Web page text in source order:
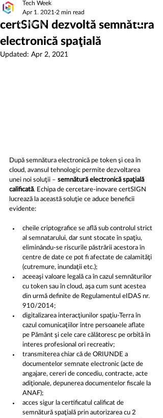
certSIGN dezvoltă semnătura
electronică spaţială
Tech Week
Apr 1, 2021 2 min read
Updated: Apr 2, 2021
După semnătura electronică pe token şi cea în
cloud, avansul tehnologic permite dezvoltarea
unei noi soluţii – semnătură electronică spaţială
calificată. Echipa de cercetare-inovare certSIGN
lucrează la această soluţie ce aduce beneficii
evidente:
cheile criptografice se află sub controlul strict
al semnatarului, dar sunt stocate în spaţiu,
eliminându-se riscurile păstrării acestora în
centre de date ce pot fi afectate de calamităţi
(cutremure, inundaţii etc.);
aceeaşi valoare legală ca în cazul semnăturilor
cu token sau în cloud, aşa cum sunt acestea
din urmă definite de Regulamentul eIDAS nr.
910/2014;
digitalizarea interacţiunilor spaţiu-Terra în
cazul comunicaţiilor între persoanele aflate
pe Pământ şi cele care călătoresc pe orbită în
interes profesional ori recreativ;
transmiterea chiar că de ORIUNDE a
documentelor semnate electronic (acte de
angajare, cereri de concediu, contracte, acte
adiţionale, depunerea documentelor fiscale la
ANAF);
acces sigur la certificatul calificat de
semnătură spaţială prin autorizarea cu 2